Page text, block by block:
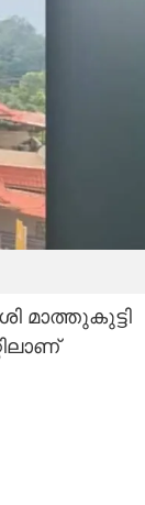
മാത്തുകുട്ടി